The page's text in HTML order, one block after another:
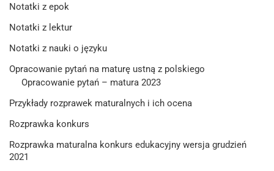
Notatki z epok
Notatki z lektur
Notatki z nauki o języku
Opracowanie pytań na maturę ustną z polskiego
Opracowanie pytań – matura 2023
Przykłady rozprawek maturalnych i ich ocena
Rozprawka konkurs
Rozprawka maturalna konkurs edukacyjny wersja grudzień
2021